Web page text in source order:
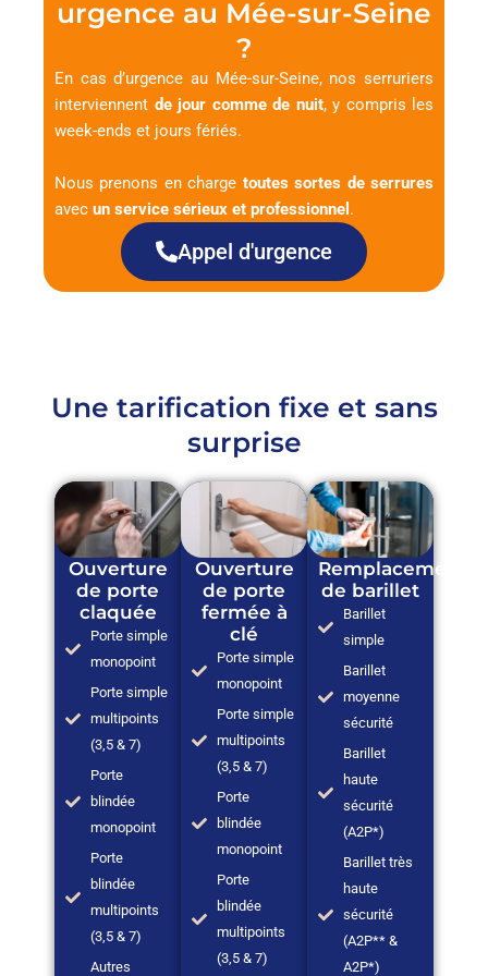
urgence au Mée-sur-Seine
?
En cas d’urgence au Mée-sur-Seine, nos serruriers
interviennent de jour comme de nuit, y compris les
week-ends et jours fériés.
Nous prenons en charge toutes sortes de serrures
avec un service sérieux et professionnel .
Appel d'urgence
Une tarification fixe et sans
surprise
Ouverture
de porte
claquée
Porte simple
monopoint
Porte simple
multipoints
(3,5 & 7)
Porte
blindée
monopoint
Porte
blindée
multipoints
(3,5 & 7)
Autres
Ouverture
de porte
fermée à
clé
Porte simple
monopoint
Porte simple
multipoints
(3,5 & 7)
Porte
blindée
monopoint
Porte
blindée
multipoints
(3,5 & 7)
Remplacement
de barillet
Barillet
simple
Barillet
moyenne
sécurité
Barillet
haute
sécurité
(A2P*)
Barillet très
haute
sécurité
(A2P** &
A2P*)